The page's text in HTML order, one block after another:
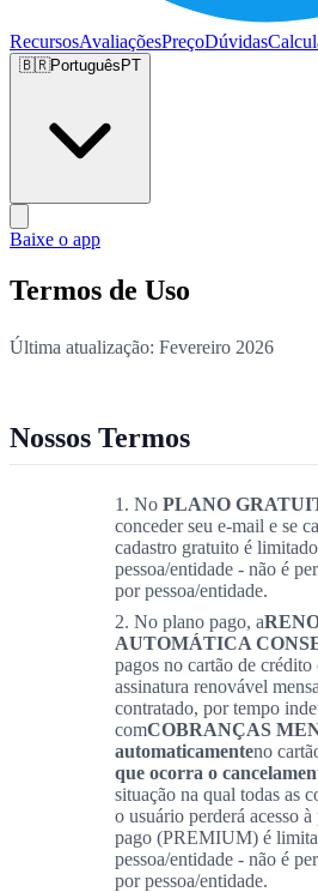
RecursosAvaliaçõesPreçoDúvidas
🇧🇷PortuguêsPT
Baixe o app
Termos de Uso
Última atualização: Fevereiro 2026
Nossos Termos
No PLANO
conceder seu e-mail e se
cadastro gratuito é
pessoa/entidade - não é
por pessoa/entidade.
No plano pago, a
AUTOMÁTICA
pagos no cartão de
assinatura renovável
contratado, por tempo
comCOBRANÇAS
automaticamenteno
que ocorra o
situação na qual todas as
o usuário perderá acesso
pago (PREMIUM) é
pessoa/entidade - não é
por pessoa/entidade.